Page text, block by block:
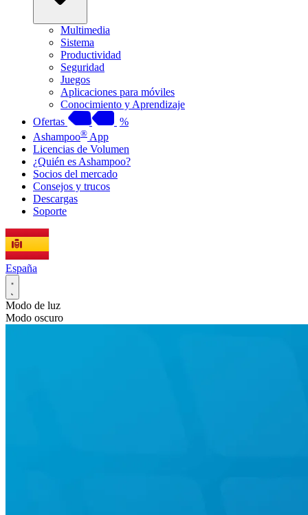
Multimedia
Sistema
Productividad
Seguridad
Juegos
Aplicaciones para móviles
Conocimiento y Aprendizaje
Ofertas
%
Ashampoo® App
Licencias de Volumen
¿Quién es Ashampoo?
Socios del mercado
Consejos y trucos
Descargas
Soporte
España
Modo de luz
Modo oscuro